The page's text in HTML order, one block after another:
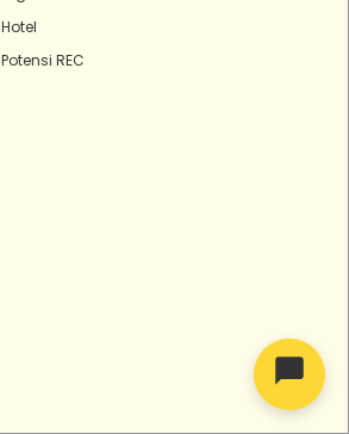
Hotel
Potensi REC